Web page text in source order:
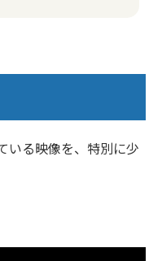
いる映像を、特別に少